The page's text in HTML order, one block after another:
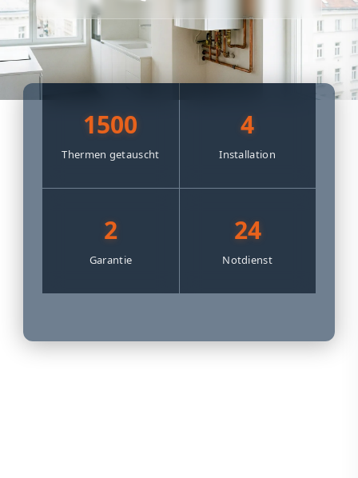
1500
Thermen getauscht
4
Installation
2
Garantie
24
Notdienst